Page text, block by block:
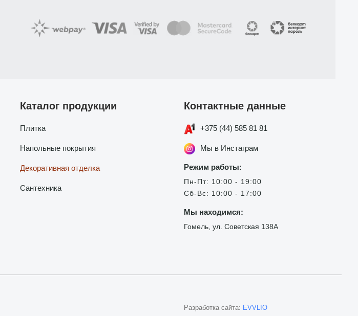
Каталог продукции
Плитка
Напольные покрытия
Декоративная отделка
Сантехника
Контактные данные
+375 (44) 585 81 81
Мы в Инстаграм
Режим работы:
Пн-Пт: 10:00 - 19:00
Сб-Вс: 10:00 - 17:00
Мы находимся:
Гомель, ул. Советская 138А
Разработка сайта: EVVLIO